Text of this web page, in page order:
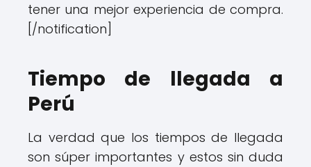
tener una mejor experiencia de compra.
[/notification]
Tiempo de llegada a
Perú
La verdad que los tiempos de llegada
son súper importantes y estos sin duda